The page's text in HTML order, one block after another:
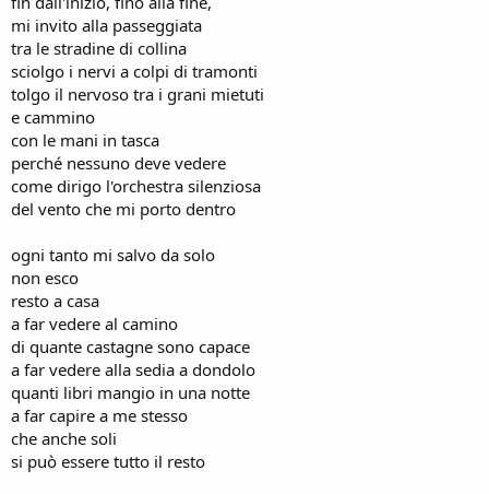
s
i
o
n
e
mi invito alla passeggiata
tra le stradine di collina
sciolgo i nervi a colpi di tramonti
tolgo il nervoso tra i grani mietuti
e cammino
con le mani in tasca
perché nessuno deve vedere
come dirigo l'orchestra silenziosa
del vento che mi porto dentro
ogni tanto mi salvo da solo
non esco
resto a casa
a far vedere al camino
di quante castagne sono capace
a far vedere alla sedia a dondolo
quanti libri mangio in una notte
a far capire a me stesso
che anche soli
si può essere tutto il resto